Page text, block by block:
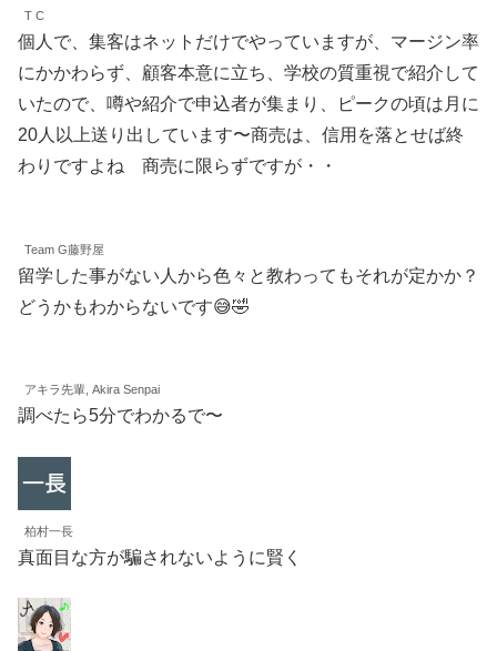
T C
個人で、集客はネットだけでやっていますが、マージン率
にかかわらず、顧客本意に立ち、学校の質重視で紹介して
いたので、噂や紹介で申込者が集まり、ピークの頃は月に
20人以上送り出しています〜商売は、信用を落とせば終
わりですよね 商売に限らずですが・・
Team G藤野屋
留学した事がない人から色々と教わってもそれが定かか？
どうかもわからないです😅🤣
アキラ先輩, Akira Senpai
調べたら5分でわかるで〜
柏村一長
真面目な方が騙されないように賢く